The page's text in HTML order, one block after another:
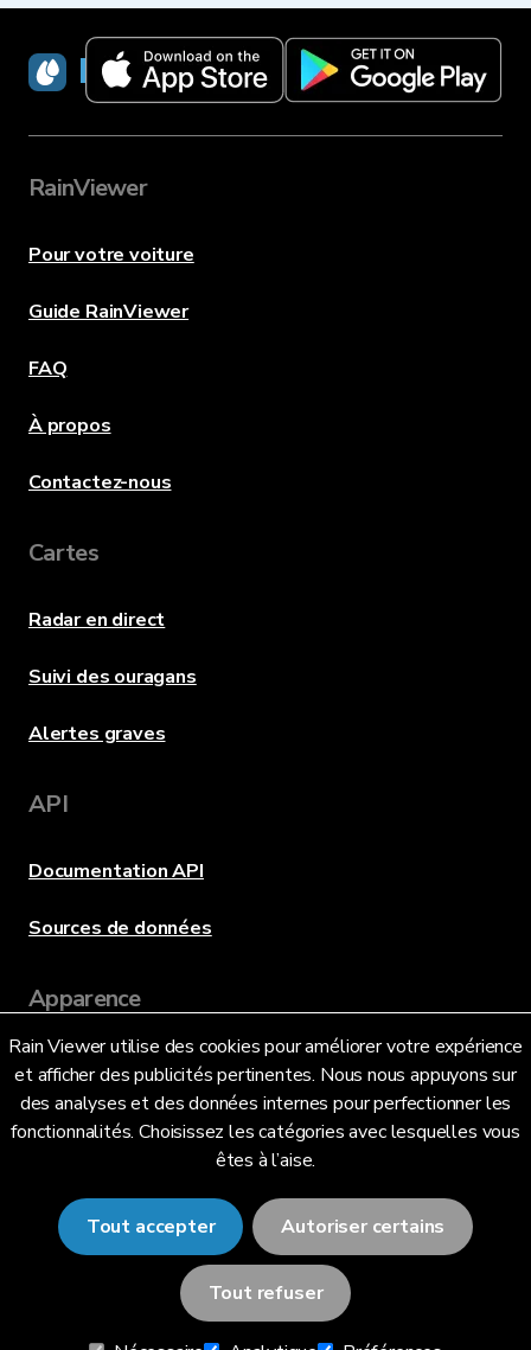
Rain Viewer utilise des cookies pour améliorer votre expérience
et afficher des publicités pertinentes. Nous nous appuyons sur
des analyses et des données internes pour perfectionner les
fonctionnalités. Choisissez les catégories avec lesquelles vous
êtes à l’aise.
Tout accepter Autoriser certains
Tout refuser
RainViewer
RainViewer
Pour votre voiture
Guide RainViewer
FAQ
À propos
Contactez-nous
Cartes
Radar en direct
Suivi des ouragans
Alertes graves
API
Documentation API
Sources de données
Apparence
Langue
© 2026 RainViewer,MeteoLab Inc.